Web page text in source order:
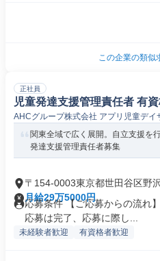
この企業の類似
正社員
児童発達支援管理責任者 有
AHCグループ株式会社 アプリ児童デイ
関東全域で広く展開。自立支援を
発達支援管理責任者募集
〒154-0003東京都世田谷区野沢
月給29万5000円
応募条件 【ご応募からの流れ
応募は完了、応募に際し...
未経験者歓迎 有資格者歓迎